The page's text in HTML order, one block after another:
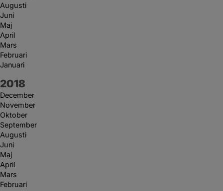
Augusti
Juni
Maj
April
Mars
Februari
Januari
År:
2018
December
November
Oktober
September
Augusti
Juni
Maj
April
Mars
Februari